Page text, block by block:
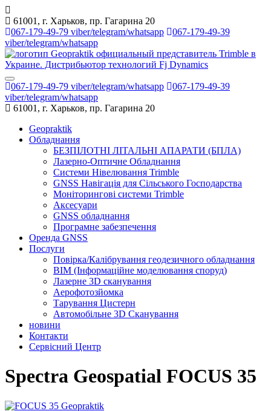
61001, г. Харьков, пр. Гагарина 20
067-179-49-79 viber/telegram/whatsapp
067-179-49-39
viber/telegram/whatsapp
067-179-49-79 viber/telegram/whatsapp
067-179-49-39
viber/telegram/whatsapp
61001, г. Харьков, пр. Гагарина 20
Geopraktik
Обладнання
БЕЗПІЛОТНІ ЛІТАЛЬНІ АПАРАТИ (БПЛА)
Лазерно-Оптичне Обладнання
Системи Нівелювання Trimble
GNSS Навігація для Сільського Господарства
Моніторингові системи Trimble
Аксесуари
GNSS обладнання
Програмне забезпечення
Оренда GNSS
Послуги
Повірка/Калібрування геодезичного обладнання
BIM (Інформаційне моделювання споруд)
Лазерне 3D сканування
Аерофотозйомка
Тарування Цистерн
Автомобільне 3D Сканування
новини
Контакти
Сервісний Центр
Spectra Geospatial FOCUS 35